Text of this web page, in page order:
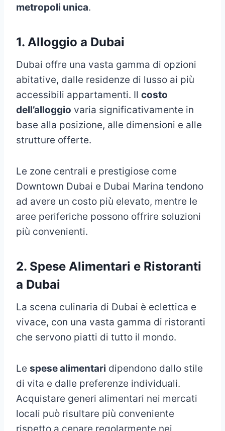
metropoli unica.
1. Alloggio a Dubai
Dubai offre una vasta gamma di opzioni
abitative, dalle residenze di lusso ai più
accessibili appartamenti. Il costo
dell’alloggio varia significativamente in
base alla posizione, alle dimensioni e alle
strutture offerte.
Le zone centrali e prestigiose come
Downtown Dubai e Dubai Marina tendono
ad avere un costo più elevato, mentre le
aree periferiche possono offrire soluzioni
più convenienti.
2. Spese Alimentari e Ristoranti
a Dubai
La scena culinaria di Dubai è eclettica e
vivace, con una vasta gamma di ristoranti
che servono piatti di tutto il mondo.
Le spese alimentari dipendono dallo stile
di vita e dalle preferenze individuali.
Acquistare generi alimentari nei mercati
locali può risultare più conveniente